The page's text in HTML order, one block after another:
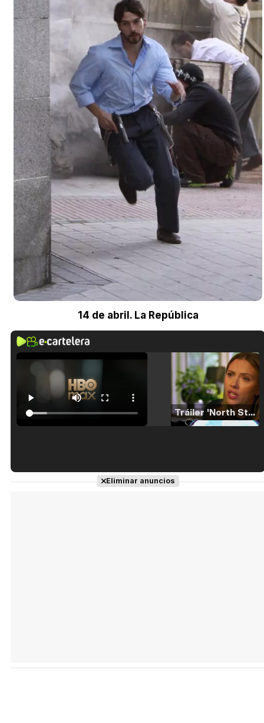
14 de abril. La República
Tráiler 'North Star' (2023)
Tráiler en español de 'La isla olvidada'
Eliminar anuncios